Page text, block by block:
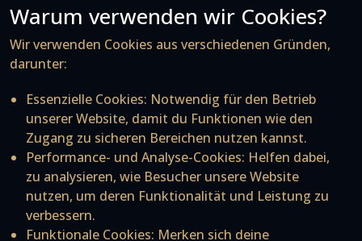
Warum verwenden wir Cookies?
Wir verwenden Cookies aus verschiedenen Gründen,
darunter:
Essenzielle Cookies: Notwendig für den Betrieb
unserer Website, damit du Funktionen wie den
Zugang zu sicheren Bereichen nutzen kannst.
Performance- und Analyse-Cookies: Helfen dabei,
zu analysieren, wie Besucher unsere Website
nutzen, um deren Funktionalität und Leistung zu
verbessern.
Funktionale Cookies: Merken sich deine